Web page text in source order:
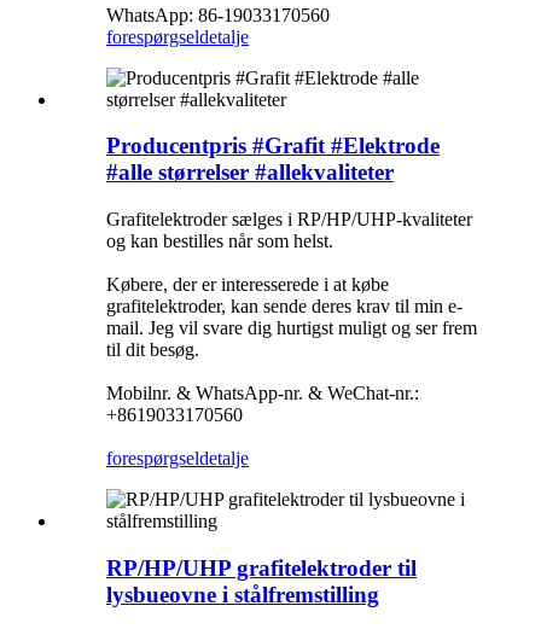
WhatsApp: 86-19033170560
forespørgseldetalje
Producentpris #Grafit #Elektrode
#alle størrelser #allekvaliteter
Grafitelektroder sælges i RP/HP/UHP-kvaliteter
og kan bestilles når som helst.
Købere, der er interesserede i at købe
grafitelektroder, kan sende deres krav til min e-
mail. Jeg vil svare dig hurtigst muligt og ser frem
til dit besøg.
Mobilnr. & WhatsApp-nr. & WeChat-nr.:
+8619033170560
forespørgseldetalje
RP/HP/UHP grafitelektroder til
lysbueovne i stålfremstilling